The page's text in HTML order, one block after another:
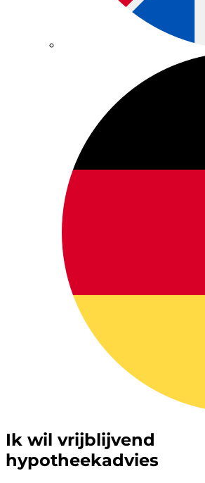
Ik wil vrijblijvend
hypotheekadvies